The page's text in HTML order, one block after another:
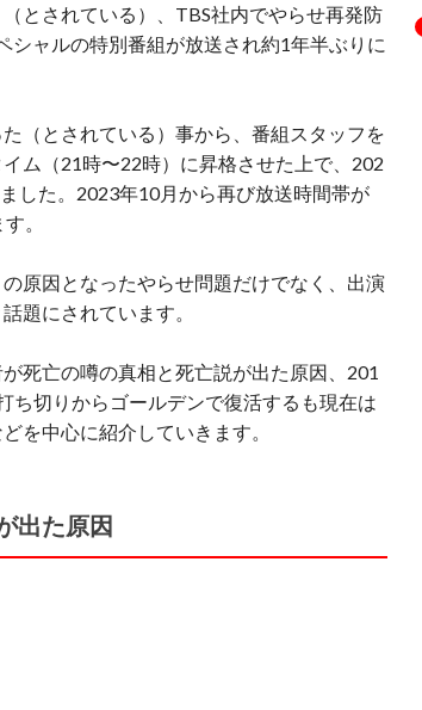
とされている）、TBS社内でやらせ再発防
シャルの特別番組が放送され約1年半ぶりに
（とされている）事から、番組スタッフを
ム（21時〜22時）に昇格させた上で、202
した。2023年10月から再び放送時間帯が
。
原因となったやらせ問題だけでなく、出演
題にされています。
死亡の噂の真相と死亡説が出た原因、201
ち切りからゴールデンで復活するも現在は
を中心に紹介していきます。
出た原因